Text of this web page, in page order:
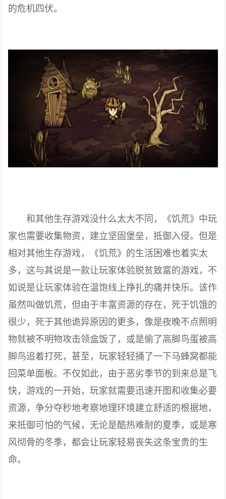
的危机四伏。
和其他生存游戏没什么太大不同，《饥荒》中玩
家也需要收集物资，建立坚固堡垒，抵御入侵。但是
相对其他生存游戏，《饥荒》的生活困难也着实太
多，这与其说是一款让玩家体验脱贫致富的游戏，不
如说是让玩家体验在温饱线上挣扎的痛并快乐。该作
虽然叫做饥荒，但由于丰富资源的存在，死于饥饿的
很少，死于其他诡异原因的更多，像是夜晚不点照明
物就被不明物攻击领盒饭了，或是偷了高脚鸟蛋被高
脚鸟追着打死，甚至，玩家轻轻捅了一下马蜂窝都能
回菜单面板。不仅如此，由于恶劣季节的到来总是飞
快，游戏的一开始，玩家就需要迅速开图和收集必要
资源，争分夺秒地考察地理环境建立舒适的根据地，
来抵御可怕的气候，无论是酷热难耐的夏季，或是寒
风彻骨的冬季，都会让玩家轻易丧失这条宝贵的生
命。